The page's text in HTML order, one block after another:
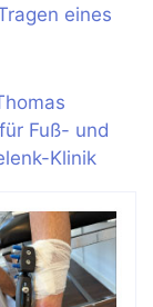
eines
Fuß- und
Klinik